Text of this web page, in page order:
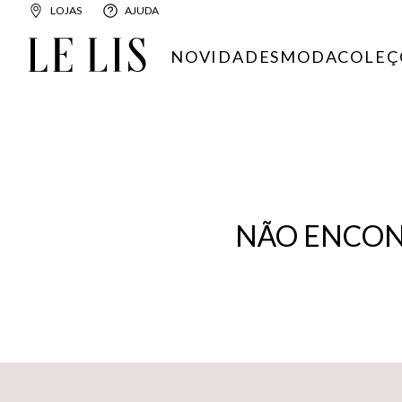
LOJAS AJUDA
NOVIDADESMODA
NÃO